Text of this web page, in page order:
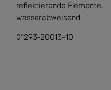
reflektierende Elemente,
wasserabweisend
01293-20013-10